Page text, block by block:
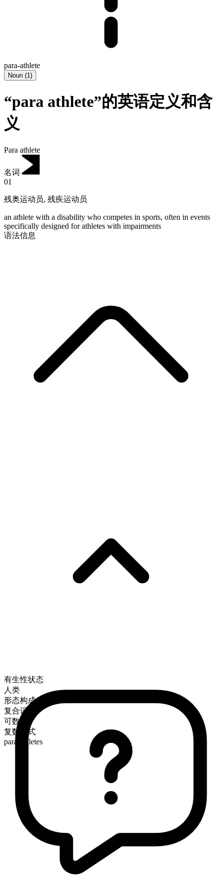
para-athlete
Noun (1)
“para athlete”的英语定义和含
义
Para athlete
名词
01
残奥运动员, 残疾运动员
an athlete with a disability who competes in sports, often in events
specifically designed for athletes with impairments
语法信息
有生性状态
人类
形态构成
复合词
可数
复数形式
para athletes